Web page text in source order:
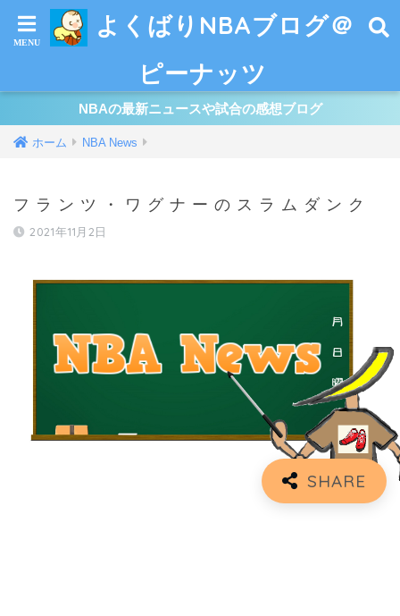
よくばりNBAブログ＠
ピーナッツ
NBAの最新ニュースや試合の感想ブログ
ホーム NBA News
フランツ・ワグナーのスラムダンク
2021年11月2日